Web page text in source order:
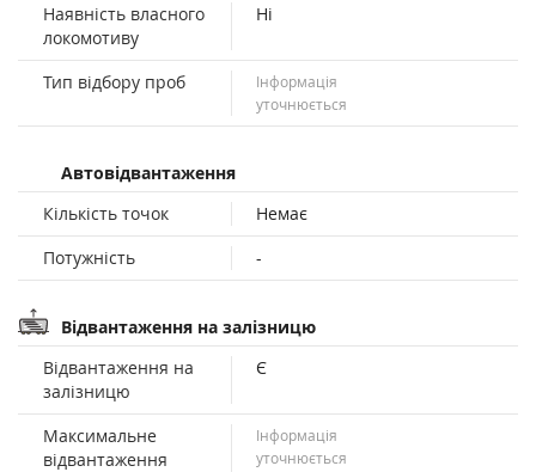
Наявність власного
локомотиву
Ні
Тип відбору проб
Інформація
уточнюється
Автовідвантаження
Кількість точок
Немає
Потужність
-
Відвантаження на залізницю
Відвантаження на
залізницю
Є
Максимальне
відвантаження
Інформація
уточнюється